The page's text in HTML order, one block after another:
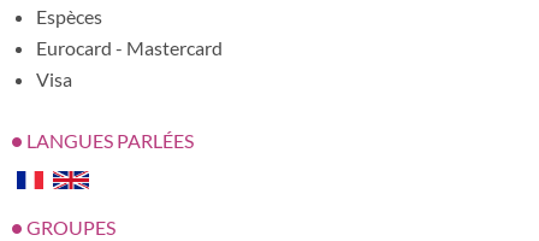
Espèces
Eurocard - Mastercard
Visa
LANGUES PARLÉES
GROUPES